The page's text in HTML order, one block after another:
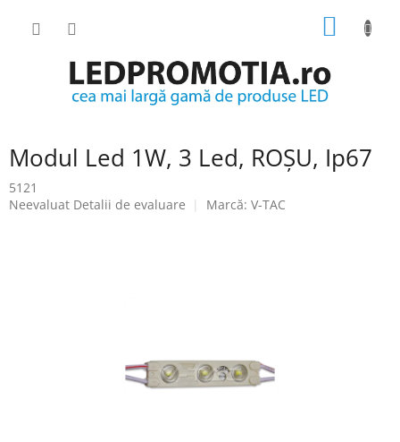
COŞ
Modul Led 1W, 3 Led, ROȘU, Ip67
5121
Evaluarea
Neevaluat Detalii de evaluare Marcă: V-TAC